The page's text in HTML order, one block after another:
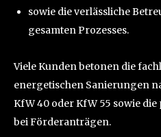
sowie die verlässliche
gesamten Prozesses.
Viele Kunden betonen die
energetischen Sanierungen
KfW 40 oder KfW 55 sowie
bei Förderanträgen.